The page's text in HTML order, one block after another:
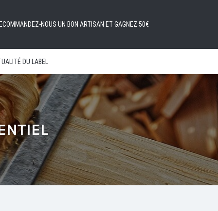
NOUS UN BON ARTISAN ET GAGNEZ 50€
DU LABEL